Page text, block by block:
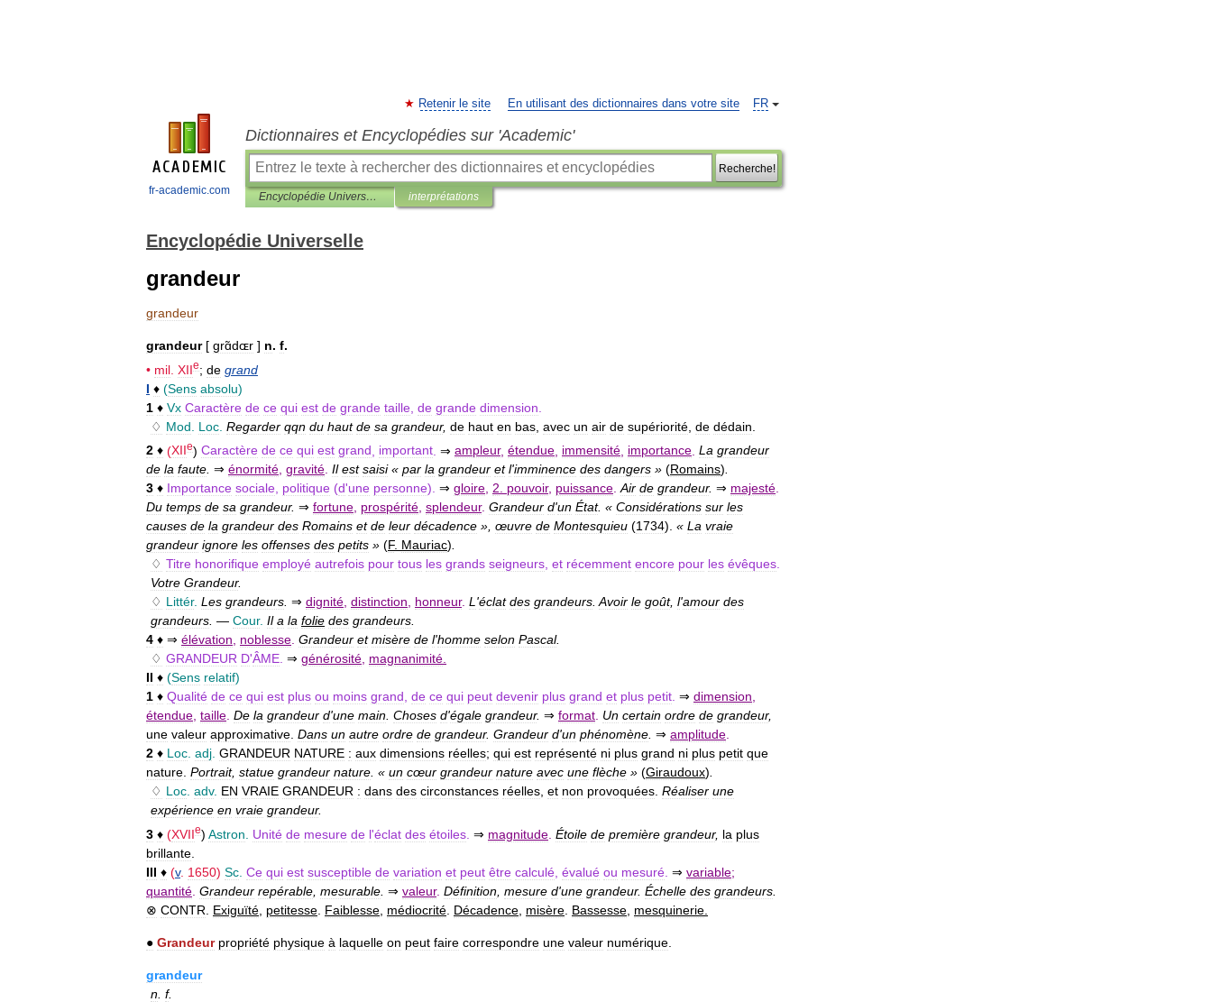
fr-academic.com
FR
Retenir le site En utilisant des dictionnaires dans votre site
Dictionnaires et Encyclopédies sur 'Academic'
Recherche!
Encyclopédie Universelle interprétations
Encyclopédie Universelle
grandeur
grandeur
grandeur[ grɑ̃dɶr ] n. f.
• mil XIIe; de grand
I ♦ (Sens absolu)
1 ♦ Vx Caractère de ce qui est de grande taille de grande dimension
♢ Mod Loc Regarder qqn du haut de sa grandeur, de haut en bas avec un air de supériorité de dédain
2 ♦ (XIIe) Caractère de ce qui est grand important ⇒ ampleur, étendue immensité importance La grandeur
de la faute. ⇒ énormité, gravité. Il est saisi« par la grandeur et l'imminence des dangers » (Romains).
3 ♦ Importance sociale, politique (d'une personne). ⇒ gloire, 2. pouvoir, puissance.Air de grandeur. ⇒ majesté.
Du temps de sa grandeur. ⇒ fortune, prospérité, splendeur. Grandeur d'un État. « Considérations sur les
causes de la grandeur des Romains et de leur décadence », œuvre de Montesquieu (1734). « La vraie
grandeur ignore les offenses des petits » (F. Mauriac).
♢ Titre honorifique employé autrefois pour tous les grands seigneurs, et récemment encore pour les évêques.
Votre Grandeur.
♢ Littér. Les grandeurs. ⇒ dignité, distinction, honneur. L'éclat des grandeurs.Avoir le goût, l'amour des
grandeurs. — Cour. Il a la folie des grandeurs.
4 ♦ ⇒ élévation, noblesse. Grandeur et misère de l'homme selon Pascal.
♢ GRANDEUR D'ÂME. ⇒ générosité, magnanimité.
II ♦ (Sens relatif)
1 ♦ Qualité de ce qui est plus ou moins grand, de ce qui peut devenir plus grand et plus petit. ⇒ dimension,
étendue, taille. De la grandeur d'une main. Choses d'égale grandeur. ⇒ format. Un certain ordre de grandeur,
une valeur approximative. Dans un autre ordre de grandeur. Grandeur d'un phénomène. ⇒ amplitude.
2 ♦ Loc. adj. GRANDEUR NATURE : aux dimensions réelles; qui est représenté ni plus grand ni plus petit que
nature. Portrait, statue grandeur nature. « un cœur grandeur nature avec une flèche » (Giraudoux).
♢ Loc. adv. EN VRAIE GRANDEUR : dans des circonstances réelles, et non provoquées. Réaliser une
expérience en vraie grandeur.
3 ♦ (XVIIe) Astron Unité de mesure de l'éclat des étoiles ⇒ magnitude Étoile de première grandeur, la plus
brillante
III ♦ (v. 1650) Sc Ce qui est susceptible de variation et peut être calculé évalué ou mesuré ⇒ variable;
quantité Grandeur repérable mesurable ⇒ valeur. Définition mesure d'une grandeur. Échelle des grandeurs
⊗ CONTR Exiguïté petitesse Faiblesse médiocrité Décadence misère Bassesse mesquinerie
● Grandeur propriété physique à laquelle on peut faire correspondre une valeur numérique
grandeur
n f.